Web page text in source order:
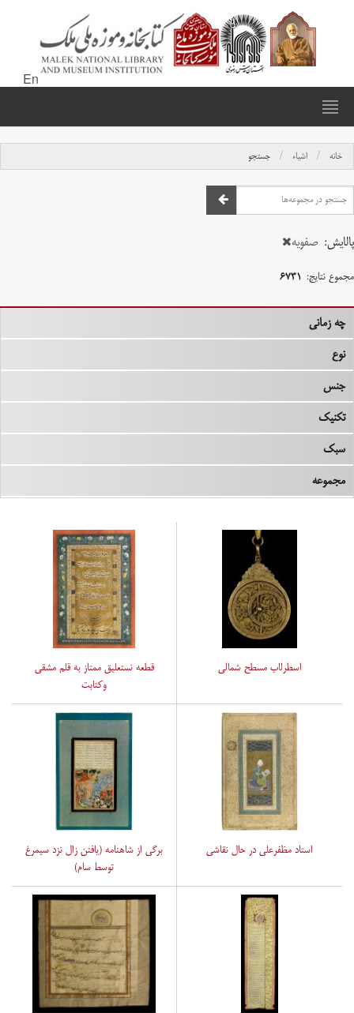
En
خانه اشیاء جستجو
پالایش: صفویه
مجموع نتایج: ۶۷۳۱
چه زمانی
نوع
جنس
تکنیک
سبک
مجموعه
اسطرلاب مسطح شمالی
قطعه نستعلیق ممتاز به قلم مشقی
وکتابت
استاد مظفرعلی در حال نقاشی
برگی از شاهنامه (یافتن زال نزد سیمرغ
توسط سام)